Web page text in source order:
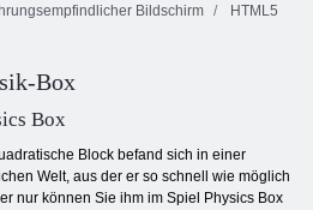
Bildschirm
HTML5
Box
Box
Block befand sich in einer
Welt, aus der er so schnell wie möglich
nur können Sie ihm im Spiel Physics Box